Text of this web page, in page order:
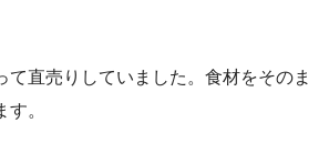
て直売りしていました。食材をそのま
。